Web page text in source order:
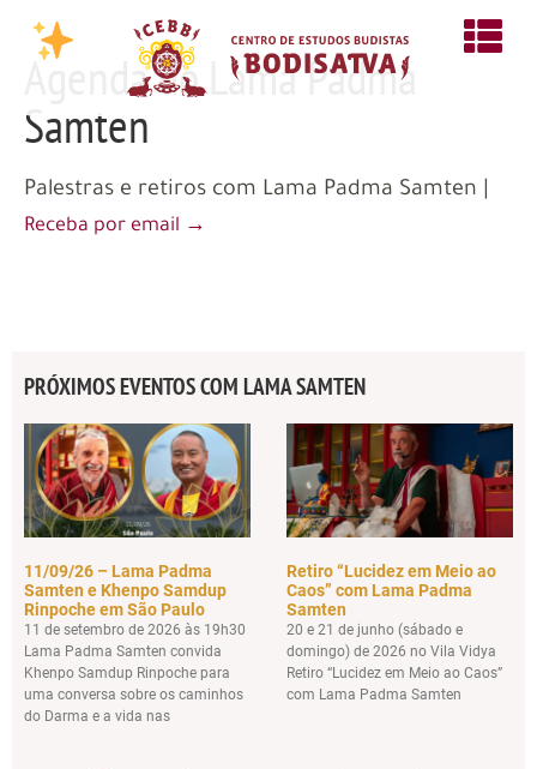
Agenda do Lama Padma
Samten
Palestras e retiros com Lama Padma Samten |
Receba por email →
PRÓXIMOS EVENTOS COM LAMA SAMTEN
11/09/26 – Lama Padma
Samten e Khenpo Samdup
Rinpoche em São Paulo
11 de setembro de 2026 às 19h30
Lama Padma Samten convida
Khenpo Samdup Rinpoche para
uma conversa sobre os caminhos
do Darma e a vida nas
Retiro “Lucidez em Meio ao
Caos” com Lama Padma
Samten
20 e 21 de junho (sábado e
domingo) de 2026 no Vila Vidya
Retiro “Lucidez em Meio ao Caos”
com Lama Padma Samten